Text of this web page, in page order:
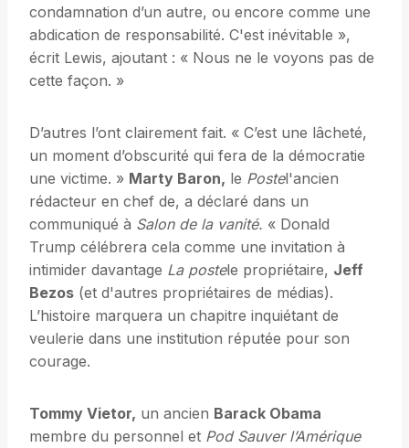
condamnation d’un autre, ou encore comme une
abdication de responsabilité. C'est inévitable »,
écrit Lewis, ajoutant : « Nous ne le voyons pas de
cette façon. »
D’autres l’ont clairement fait. « C’est une lâcheté,
un moment d’obscurité qui fera de la démocratie
une victime. » Marty Baron, le Postel'ancien
rédacteur en chef de, a déclaré dans un
communiqué à Salon de la vanité. « Donald
Trump célébrera cela comme une invitation à
intimider davantage La postele propriétaire, Jeff
Bezos (et d'autres propriétaires de médias).
L’histoire marquera un chapitre inquiétant de
veulerie dans une institution réputée pour son
courage.
Tommy Vietor, un ancien Barack Obama
membre du personnel et Pod Sauver l’Amérique